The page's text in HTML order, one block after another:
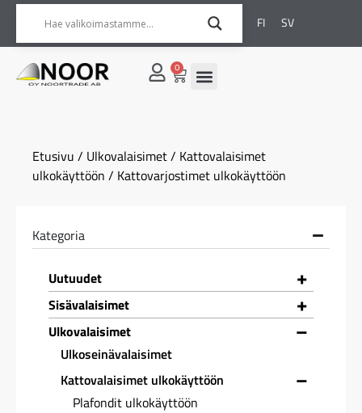
FI SV
0
Etusivu / Ulkovalaisimet/ Kattovalaisimet
ulkokäyttöön / Kattovarjostimet ulkokäyttöön
Kategoria
+
Uutuudet
+
Sisävalaisimet
–
Ulkovalaisimet
Ulkoseinävalaisimet
–
Kattovalaisimet ulkokäyttöön
Plafondit ulkokäyttöön